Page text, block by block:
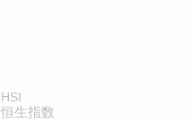
HSI
恒生指数